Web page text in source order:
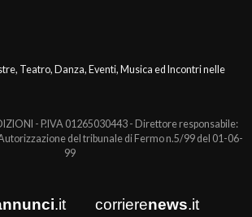
Teatro, Danza, Eventi, Musica ed Incontri nelle
- P.IVA 01265030443 - Direttore responsabile:
del tribunale di Fermo n.5/99 del 01-06-
99
.it corrierenews.it